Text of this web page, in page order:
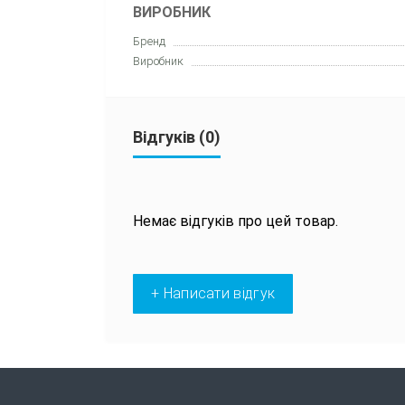
ВИРОБНИК
Бренд
Виробник
Відгуків (0)
Немає відгуків про цей товар.
+ Написати відгук